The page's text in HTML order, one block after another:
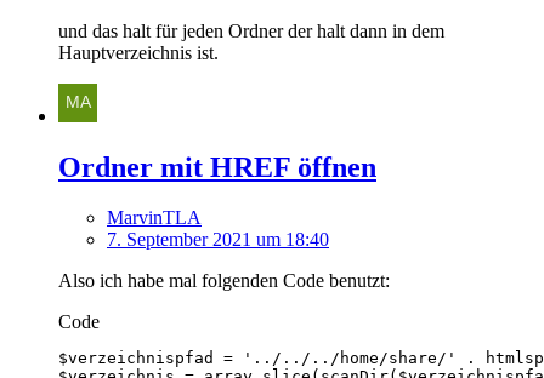
und das halt für jeden Ordner der halt dann in dem
Hauptverzeichnis ist.
Ordner mit HREF öffnen
MarvinTLA
7. September 2021 um 18:40
Also ich habe mal folgenden Code benutzt:
Code